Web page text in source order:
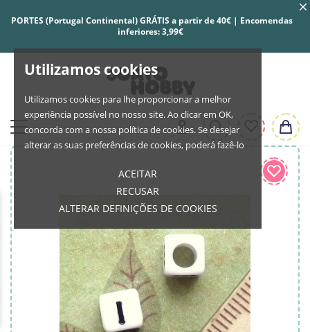
Utilizamos cookies
Utilizamos cookies para lhe proporcionar a melhor
experiência possível no nosso site. Ao clicar em OK,
concorda com a nossa política de cookies. Se desejar
alterar as suas preferências de cookies, poderá fazê-lo
ACEITAR
RECUSAR
ALTERAR DEFINIÇÕES DE COOKIES
PORTES (Portugal Continental) GRÁTIS a partir de 40€ | Encomendas
inferiores: 3,99€